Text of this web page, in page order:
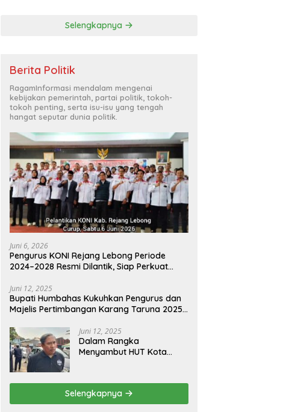
Selengkapnya
Berita Politik
RagamInformasi mendalam mengenai
kebijakan pemerintah, partai politik, tokoh-
tokoh penting, serta isu-isu yang tengah
hangat seputar dunia politik.
Juni 6, 2026
Pengurus KONI Rejang Lebong Periode
2024–2028 Resmi Dilantik, Siap Perkuat
Juni 12, 2025
Bupati Humbahas Kukuhkan Pengurus dan
Majelis Pertimbangan Karang Taruna 2025-
Juni 12, 2025
Dalam Rangka
Menyambut HUT Kota
Selengkapnya